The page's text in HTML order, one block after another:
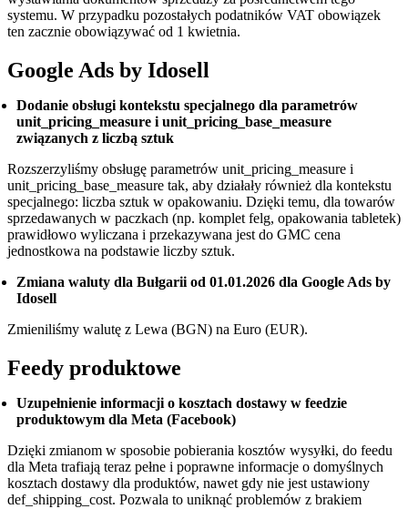
systemu. W przypadku pozostałych podatników VAT obowiązek
ten zacznie obowiązywać od 1 kwietnia.
Google Ads by Idosell
Dodanie obsługi kontekstu specjalnego dla parametrów
unit_pricing_measure i unit_pricing_base_measure
związanych z liczbą sztuk
Rozszerzyliśmy obsługę parametrów unit_pricing_measure i
unit_pricing_base_measure tak, aby działały również dla kontekstu
specjalnego: liczba sztuk w opakowaniu. Dzięki temu, dla towarów
sprzedawanych w paczkach (np. komplet felg, opakowania tabletek)
prawidłowo wyliczana i przekazywana jest do GMC cena
jednostkowa na podstawie liczby sztuk.
Zmiana waluty dla Bułgarii od 01.01.2026 dla Google Ads by
Idosell
Zmieniliśmy walutę z Lewa (BGN) na Euro (EUR).
Feedy produktowe
Uzupełnienie informacji o kosztach dostawy w feedzie
produktowym dla Meta (Facebook)
Dzięki zmianom w sposobie pobierania kosztów wysyłki, do feedu
dla Meta trafiają teraz pełne i poprawne informacje o domyślnych
kosztach dostawy dla produktów, nawet gdy nie jest ustawiony
def_shipping_cost. Pozwala to uniknąć problemów z brakiem